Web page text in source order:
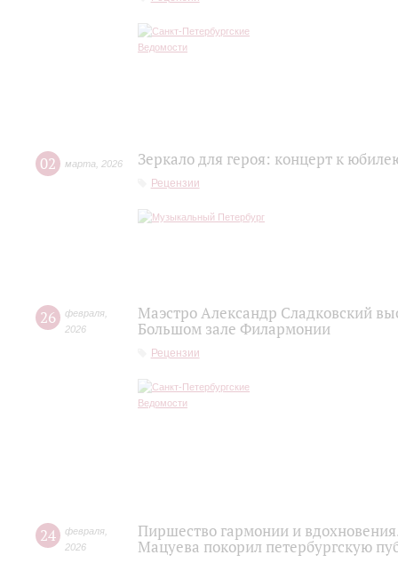
02 марта 2026 Зеркало для героя: концерт к
Рецензии
26 февраля
2026
Маэстро Александр Сладковский
Большом зале Филармонии
Рецензии
24 февраля
2026
Пиршество гармонии и
Мацуева покорил петербургскую